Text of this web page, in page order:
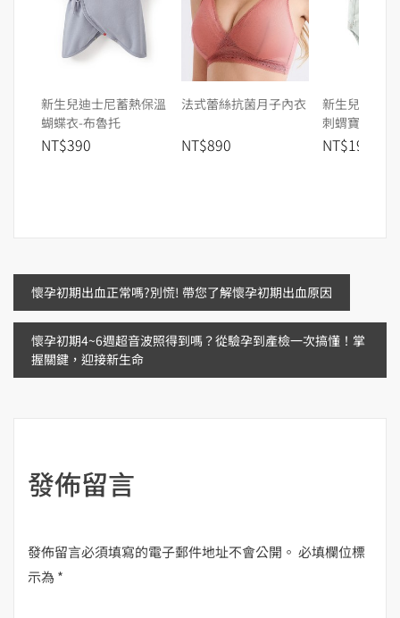
新生兒迪士尼蓄熱保溫
蝴蝶衣-布魯托
NT$390
法式蕾絲抗菌月子內衣
NT$890
新生兒Q彈棉
刺蝟寶寶
NT$199
文
章
導
懷孕初期出血正常嗎?別慌! 帶您了解懷孕初期出血原因
懷孕初期4~6週超音波照得到嗎？從驗孕到產檢一次搞懂！掌
握關鍵，迎接新生命
發佈留言
發佈留言必須填寫的電子郵件地址不會公開。 必填欄位標
示為 *